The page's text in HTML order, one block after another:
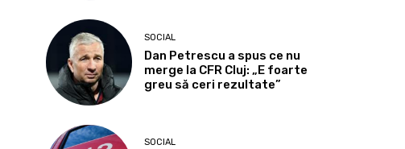
SOCIAL
Dan Petrescu a spus ce nu
merge la CFR Cluj: „E foarte
greu să ceri rezultate”
SOCIAL